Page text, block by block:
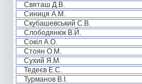
Святаш Д.В.
Синиця А.М.
Скубашевський С.В.
Слободянюк В.Й.
Сокіл А.О.
Стоян О.М.
Сухий Я.М.
Тедеєв Е.С.
Турманов В.І.